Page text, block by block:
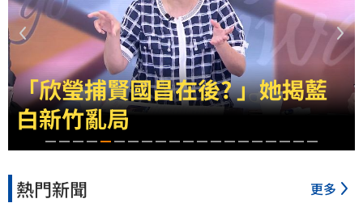
「欣瑩捕賢國昌在後? 」她揭藍
白新竹亂局
熱門新聞 更多